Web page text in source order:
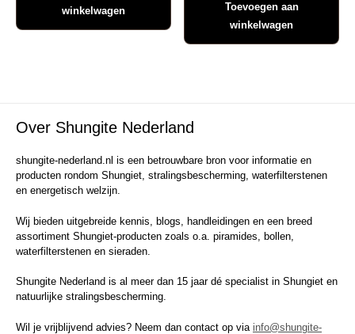
winkelwagen
Toevoegen aan
winkelwagen
Over Shungite Nederland
shungite-nederland.nl is een betrouwbare bron voor informatie en
producten rondom Shungiet, stralingsbescherming, waterfilterstenen
en energetisch welzijn.
Wij bieden uitgebreide kennis, blogs, handleidingen en een breed
assortiment Shungiet-producten zoals o.a. piramides, bollen,
waterfilterstenen en sieraden.
Shungite Nederland is al meer dan 15 jaar dé specialist in Shungiet en
natuurlijke stralingsbescherming.
Wil je vrijblijvend advies? Neem dan contact op via info@shungite-